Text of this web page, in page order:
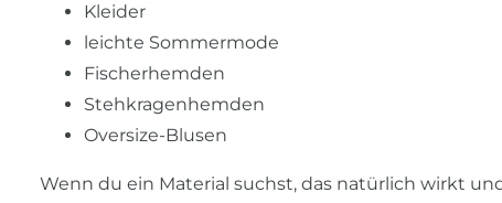
Kleider
leichte Sommermode
Fischerhemden
Stehkragenhemden
Oversize-Blusen
Wenn du ein Material suchst, das natürlich wirkt